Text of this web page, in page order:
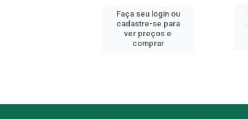
Faça seu login ou
cadastre-se para
ver preços e
comprar